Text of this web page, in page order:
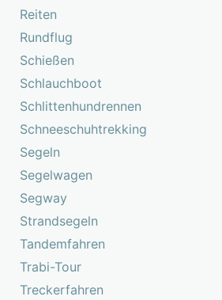
Reiten
Rundflug
Schießen
Schlauchboot
Schlittenhundrennen
Schneeschuhtrekking
Segeln
Segelwagen
Segway
Strandsegeln
Tandemfahren
Trabi-Tour
Treckerfahren